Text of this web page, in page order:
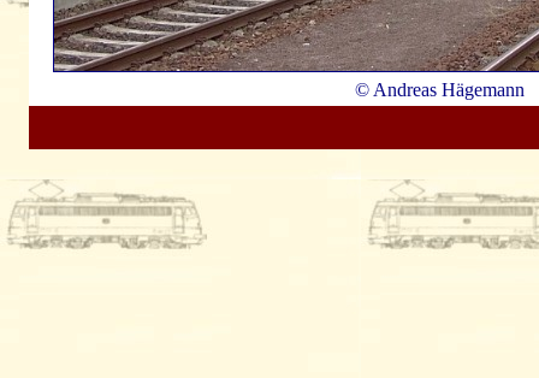
© Andreas Hägemann